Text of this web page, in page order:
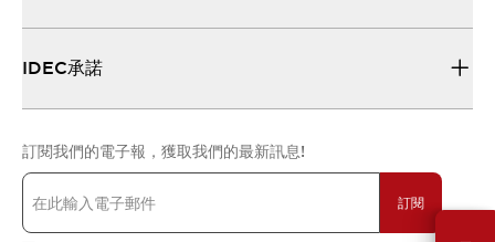
IDEC承諾
訂閱我們的電子報，獲取我們的最新訊息!
訂閱